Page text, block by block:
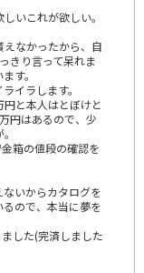
いこれが欲しい。
なかったから、自
きり言って呆れま
す。
イラします。
と本人はとぼけと
円はあるので、少
箱の値段の確認を
いからカタログを
ので、本当に夢を
した(完済しました